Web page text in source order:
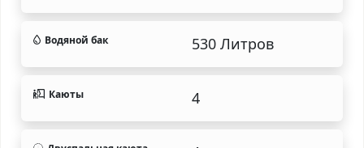
Водяной бак 530 Литров
Каюты 4